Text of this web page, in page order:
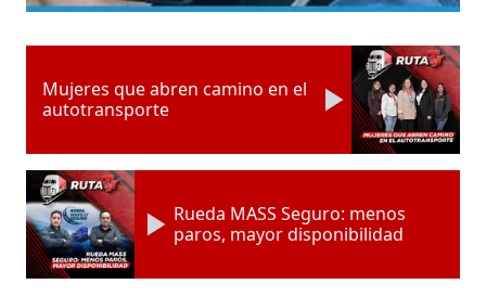
Mujeres que abren camino en el
autotransporte
Rueda MASS Seguro: menos
paros, mayor disponibilidad